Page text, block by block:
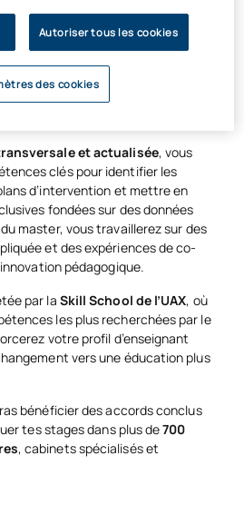
pratique,
dans la réalité
et actualisée, vous
clés pour identifier les
d’intervention et mettre en
fondées sur des données
master, vous travaillerez sur des
et des expériences de co-
pédagogique.
par la Skill School de l’UAX, où
les plus recherchées par le
votre profil d’enseignant
vers une éducation plus
bénéficier des accords conclus
tes stages dans plus de700
, cabinets spécialisés et
Autoriser tous les cookies
des cookies